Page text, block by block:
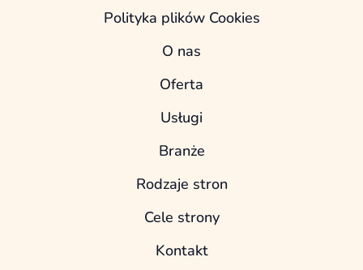
Polityka plików Cookies
O nas
Oferta
Usługi
Branże
Rodzaje stron
Cele strony
Kontakt